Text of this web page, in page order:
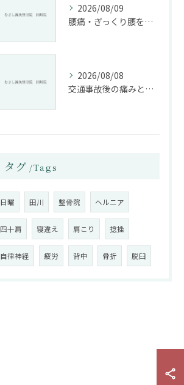
2026/08/09
腰痛・ぎっくり腰を根本改善する施術法とは
2026/08/08
交通事故後の痛みと姿勢改善に特化した整骨院の役割
タグ Tags
日曜 田川 整骨院 ヘルニア
四十肩 寝違え 肩こり 捻挫
自律神経 疲労 背中 骨折 脱臼